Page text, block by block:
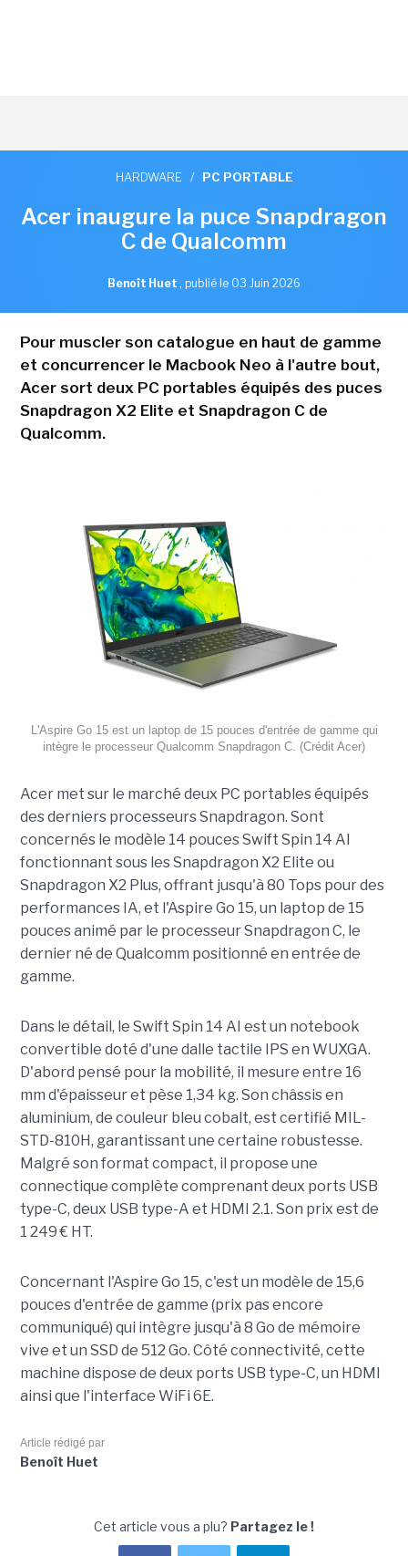
HARDWARE / PC PORTABLE
Acer inaugure la puce Snapdragon
C de Qualcomm
Benoît Huet , publié le 03 Juin 2026
Pour muscler son catalogue en haut de gamme
et concurrencer le Macbook Neo à l'autre bout,
Acer sort deux PC portables équipés des puces
Snapdragon X2 Elite et Snapdragon C de
Qualcomm.
L'Aspire Go 15 est un laptop de 15 pouces d'entrée de gamme qui
intègre le processeur Qualcomm Snapdragon C. (Crédit Acer)
Acer met sur le marché deux PC portables équipés
des derniers processeurs Snapdragon. Sont
concernés le modèle 14 pouces Swift Spin 14 AI
fonctionnant sous les Snapdragon X2 Elite ou
Snapdragon X2 Plus, offrant jusqu'à 80 Tops pour des
performances IA, et l'Aspire Go 15, un laptop de 15
pouces animé par le processeur Snapdragon C, le
dernier né de Qualcomm positionné en entrée de
gamme.
Dans le détail, le Swift Spin 14 AI est un notebook
convertible doté d'une dalle tactile IPS en WUXGA.
D'abord pensé pour la mobilité, il mesure entre 16
mm d'épaisseur et pèse 1,34 kg. Son châssis en
aluminium, de couleur bleu cobalt, est certifié MIL-
STD-810H, garantissant une certaine robustesse.
Malgré son format compact, il propose une
connectique complète comprenant deux ports USB
type-C, deux USB type-A et HDMI 2.1. Son prix est de
1 249 € HT.
Concernant l'Aspire Go 15, c'est un modèle de 15,6
pouces d'entrée de gamme (prix pas encore
communiqué) qui intègre jusqu'à 8 Go de mémoire
vive et un SSD de 512 Go. Côté connectivité, cette
machine dispose de deux ports USB type-C, un HDMI
ainsi que l'interface WiFi 6E.
Article rédigé par
Benoît Huet
Cet article vous a plu? Partagez le !